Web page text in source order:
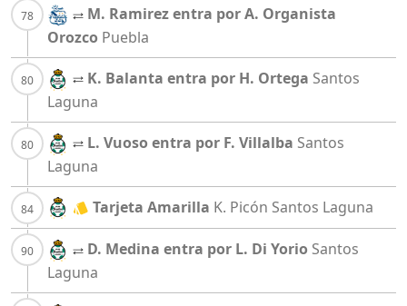
M. Ramirez entra por A. Organista
Orozco Puebla
K. Balanta entra por H. Ortega Santos
Laguna
L. Vuoso entra por F. Villalba Santos
Laguna
Tarjeta Amarilla K. Picón Santos Laguna
D. Medina entra por L. Di Yorio Santos
Laguna